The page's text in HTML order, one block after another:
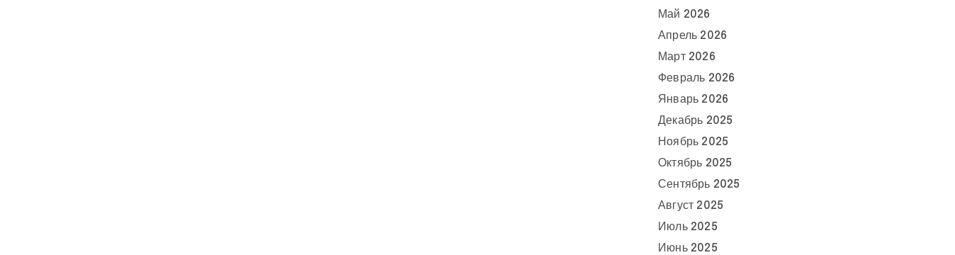
Май 2026
Апрель 2026
Март 2026
Февраль 2026
Январь 2026
Декабрь 2025
Ноябрь 2025
Октябрь 2025
Сентябрь 2025
Август 2025
Июль 2025
Июнь 2025